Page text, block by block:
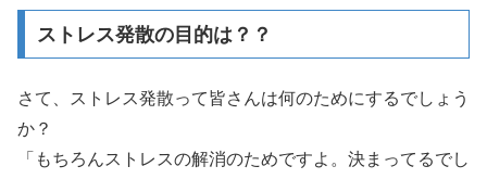
ストレス発散の目的は？？
さて、ストレス発散って皆さんは何のためにするでしょう
か？
「もちろんストレスの解消のためですよ。決まってるでし